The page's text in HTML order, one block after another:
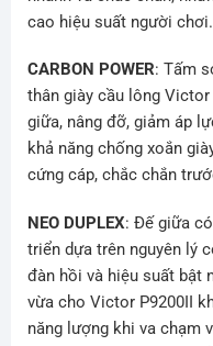
cao hiệu suất người chơi.
CARBON POWER: Tấm
thân giày cầu lông
giữa, nâng đỡ, giảm áp
khả năng chống xoắn
cứng cáp, chắc chắn
NEO DUPLEX: Đế giữa
triển dựa trên nguyên lý
đàn hồi và hiệu suất bật
vừa cho Victor P9200II
năng lượng khi va chạm